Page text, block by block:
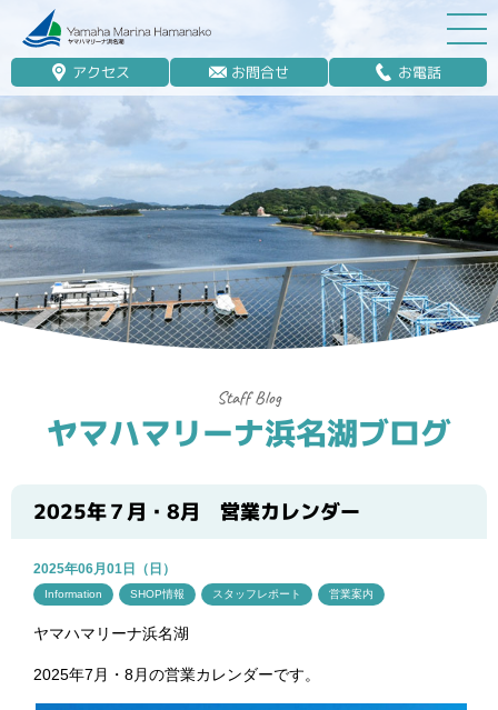
アクセス お問合せ お電話
マリーナ案内
船舶免許
マリンレジャー
マリーナステイ
レンタルボート
ボート販売
艤装
ブログ
ヤマハマリーナ浜名湖ブログ
2025年７月・8月 営業カレンダー
2025年06月01日（日）
Information SHOP情報 スタッフレポート 営業案内
ヤマハマリーナ浜名湖
2025年7月・8月の営業カレンダーです。